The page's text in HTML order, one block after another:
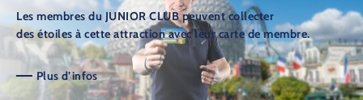
Les membres du JUNIOR CLUB peuvent collecter
des étoiles à cette attraction avec leur carte de membre.
Plus d’infos